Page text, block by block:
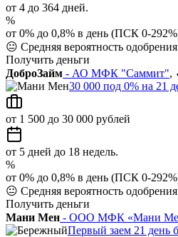
от 4 до 364 дней.
%
от 0% до 0,8% в день (ПСК 0-
😐 Средняя вероятность одобрения
Получить деньги
ДоброЗайм - АО МФК "Саммит",
30 000 под 0% на 21
от 1 500 до 30 000 рублей
от 5 дней до 18 недель.
%
от 0% до 0,8% в день (ПСК 0-
😐 Средняя вероятность одобрения
Получить деньги
Мани Мен - ООО МФК «Мани
Первый заем 21 день